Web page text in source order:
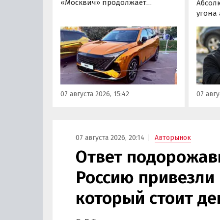
«Москвич» продолжает
которые сейчас растет. На днях
на автомобильном фестивале
«ПроДвижение» на ВДНХ в
Москве в числе прочих
моделей «Москвича» был
представлен семиместный
кроссовер М90.
07 августа 2026, 15:42
угона
могут
всего
07
07 августа 2026, 20:14 Авторынок
Ответ
Россию
который стоит